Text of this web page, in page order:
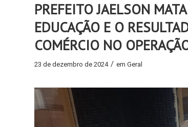
PREFEITO JAELSON
EDUCAÇÃO E O
COMÉRCIO NO
23 de dezembro de 2024 / em Geral